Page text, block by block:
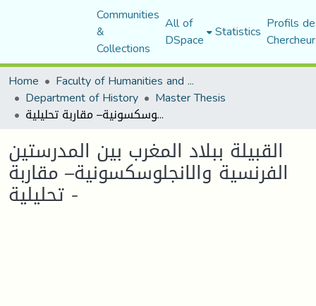
Communities
&
Collections
All of
DSpace Statistics Profils
Home
Faculty of Humanities and Social Sciences
Department of History Master Thesis
القبيلة ببلاد المغرب بين المدرستين الفرنسية والانجلوسكسونية– مقاربة تحليلية -
القبيلة ببلاد المغرب بين المدرستين
الفرنسية والانجلوسكسونية– مقاربة
تحليلية -